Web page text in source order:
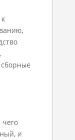
чего
и